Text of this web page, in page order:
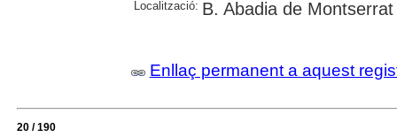
Localització: B. Abadia de Montserrat
Enllaç permanent a aquest
20 / 190